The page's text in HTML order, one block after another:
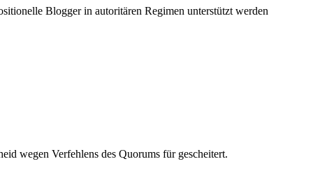
Blogger in autoritären Regimen unterstützt werden
wegen Verfehlens des Quorums für gescheitert.